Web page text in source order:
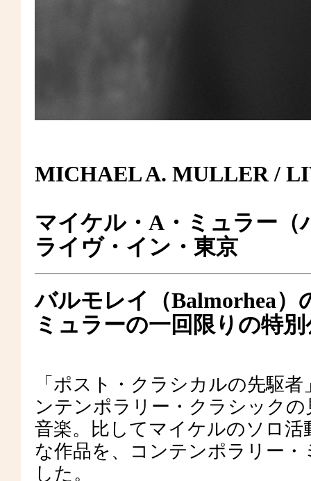
MICHAEL A. MULLER /
マイケル・A・ミュラー（
ライヴ・イン・東京
バルモレイ（Balmorhea
ミュラーの一回限りの特
「ポスト・クラシカルの先駆
ンテンポラリー・クラシック
音楽。比してマイケルのソロ
な作品を、コンテンポラリー
した。